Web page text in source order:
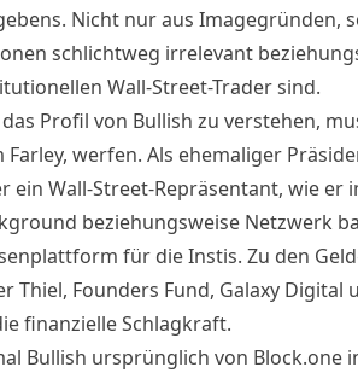
Nicht nur aus Imagegründen,
schlichtweg irrelevant
Wall-Street-Trader sind.
Profil von Bullish zu verstehen,
Farley, werfen. Als ehemaliger
ein Wall-Street-Repräsentant, wie er
beziehungsweise Netzwerk
für die Instis. Zu den
Thiel, Founders Fund, Galaxy
finanzielle Schlagkraft.
Bullish ursprünglich von Block.one